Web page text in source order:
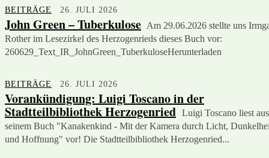
BEITRÄGE 26. JULI 2026
John Green – Tuberkulose Am 29.06.2026 stellte uns
Rother im Lesezirkel des Herzogenrieds dieses Buch vor:
260629_Text_IR_JohnGreen_TuberkuloseHerunterladen
BEITRÄGE 26. JULI 2026
Vorankündigung: Luigi Toscano in der
Stadtteilbibliothek Herzogenried Luigi Toscano liest aus
seinem Buch "Kanakenkind - Mit der Kamera durch Licht,
und Hoffnung" vor! Die Stadtteilbibliothek Herzogenried...